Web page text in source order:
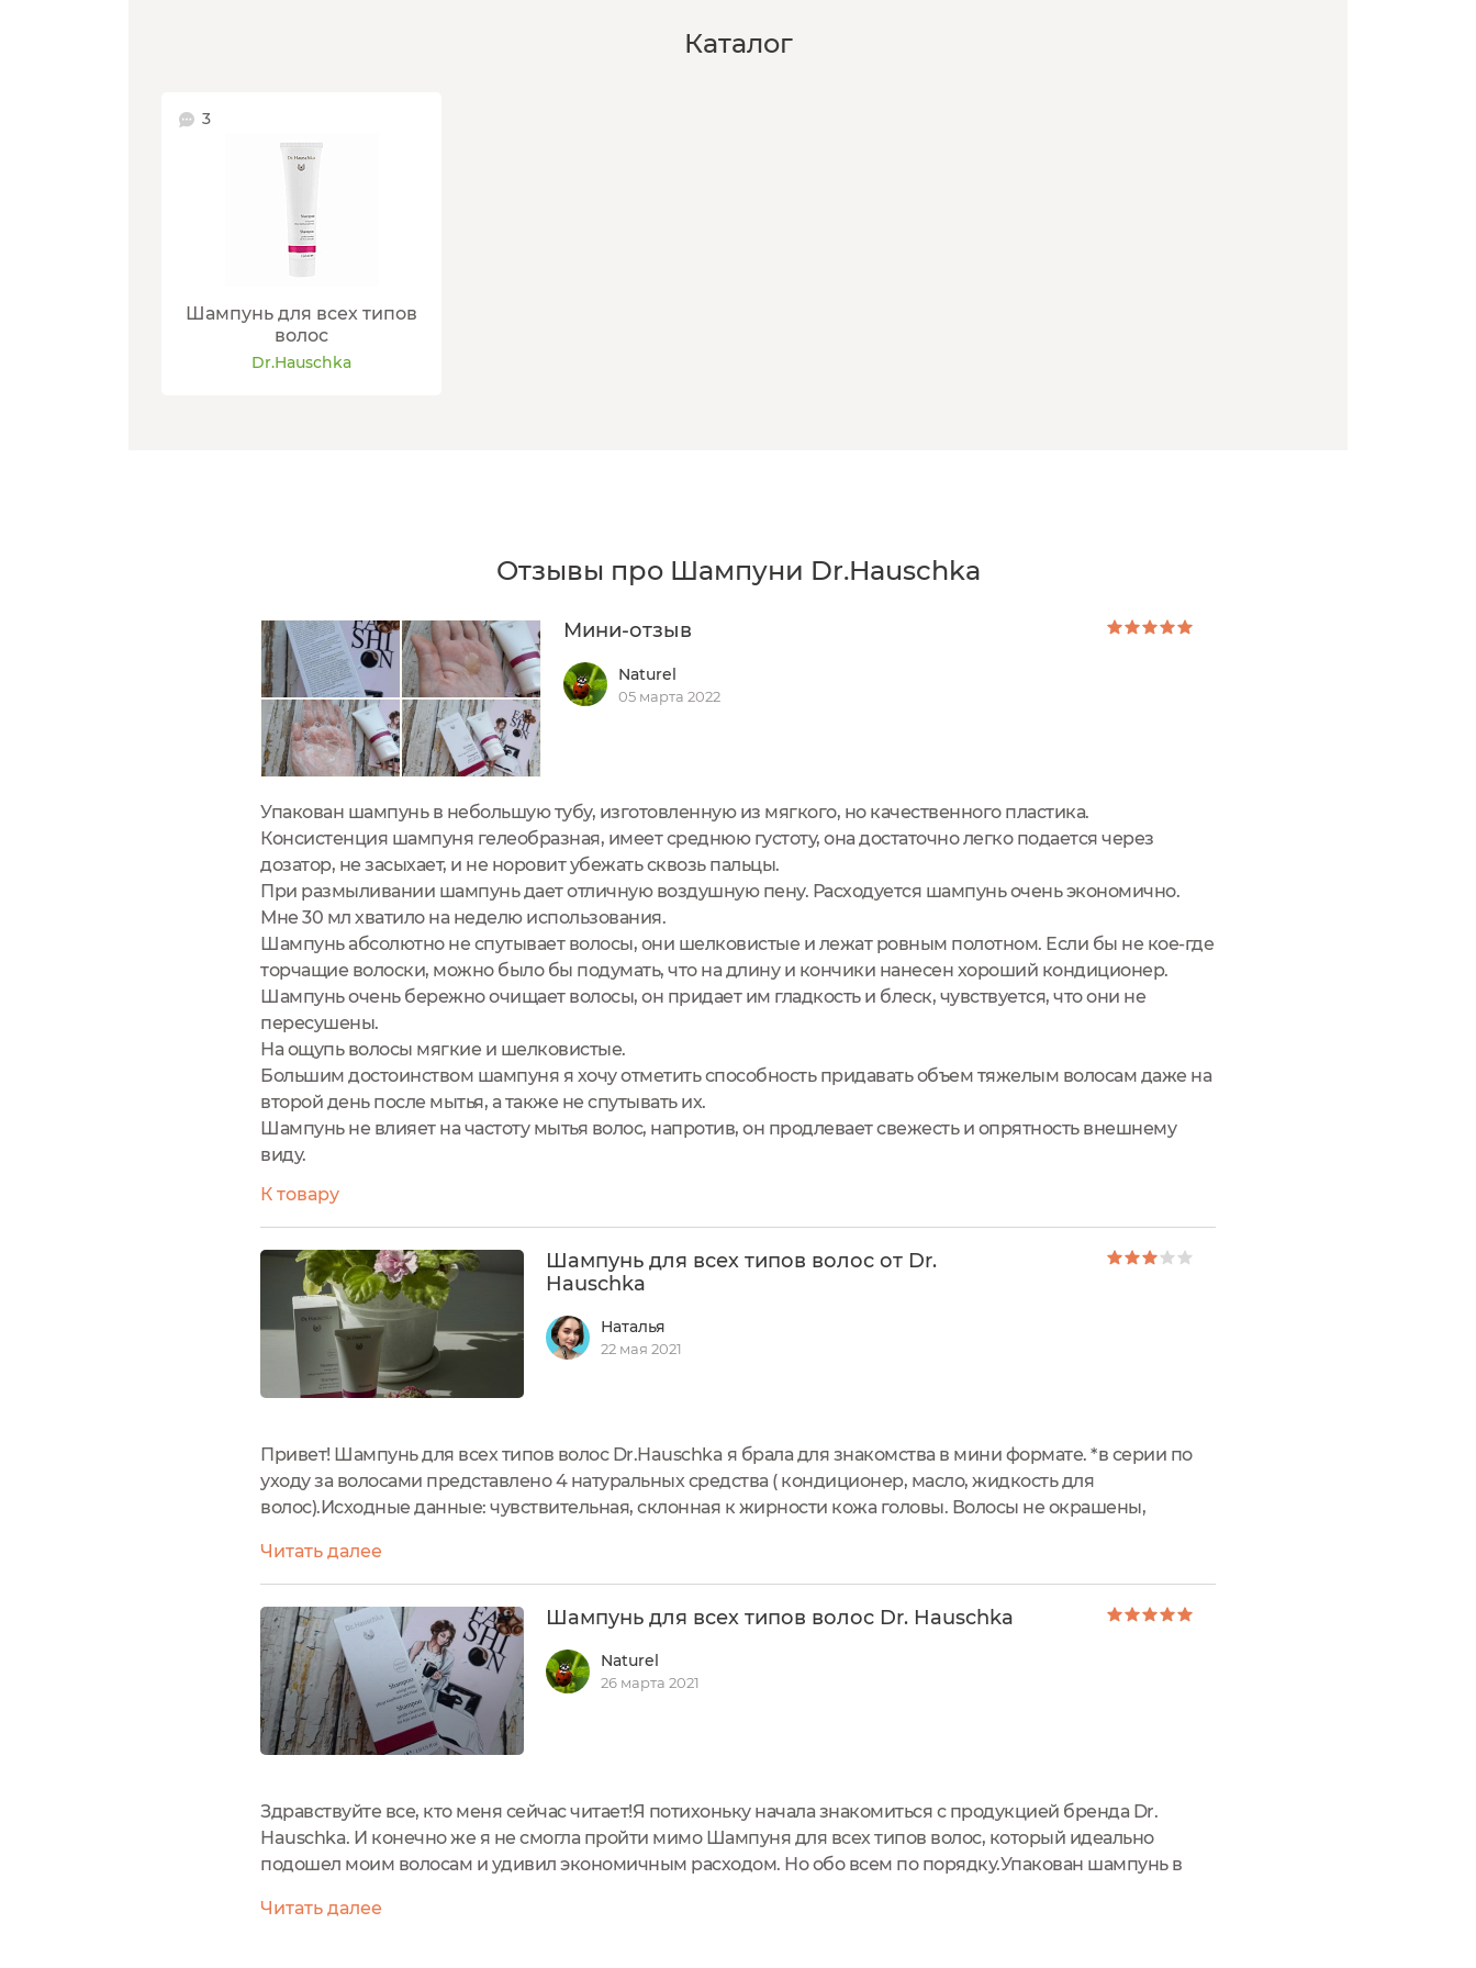
Каталог
3
Шампунь для всех типов
волос
Dr.Hauschka
Отзывы про Шампуни Dr.Hauschka
Мини-отзыв
Naturel
05 марта 2022
Упакован шампунь в небольшую тубу, изготовленную из мягкого, но качественного пластика.
Консистенция шампуня гелеобразная, имеет среднюю густоту, она достаточно легко подается через
дозатор, не засыхает, и не норовит убежать сквозь пальцы.
При размыливании шампунь дает отличную воздушную пену. Расходуется шампунь очень экономично.
Мне 30 мл хватило на неделю использования.
Шампунь абсолютно не спутывает волосы, они шелковистые и лежат ровным полотном. Если бы не кое-где
торчащие волоски, можно было бы подумать, что на длину и кончики нанесен хороший кондиционер.
Шампунь очень бережно очищает волосы, он придает им гладкость и блеск, чувствуется, что они не
пересушены.
На ощупь волосы мягкие и шелковистые.
Большим достоинством шампуня я хочу отметить способность придавать объем тяжелым волосам даже на
второй день после мытья, а также не спутывать их.
Шампунь не влияет на частоту мытья волос, напротив, он продлевает свежесть и опрятность внешнему
виду.
К товару
Шампунь для всех типов волос от Dr.
Hauschka
Наталья
22 мая 2021
Привет! Шампунь для всех типов волос Dr.Hauschka я брала для знакомства в мини формате. *в серии по
уходу за волосами представлено 4 натуральных средства ( кондиционер, масло, жидкость для
волос).Исходные данные: чувствительная, склонная к жирности кожа головы. Волосы не окрашены,
дня.Запрос: отсутствие...
Читать далее
Шампунь для всех типов волос Dr. Hauschka
Naturel
26 марта 2021
Здравствуйте все, кто меня сейчас читает!Я потихоньку начала знакомиться с продукцией бренда Dr.
Hauschka. И конечно же я не смогла пройти мимо Шампуня для всех типов волос, который идеально
подошел моим волосам и удивил экономичным расходом. Но обо всем по порядку.Упакован шампунь в
стиле бренда: сдержано...
Читать далее